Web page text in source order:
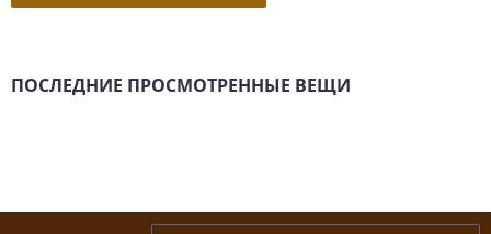
ПОСЛЕДНИЕ ПРОСМОТРЕННЫЕ ВЕЩИ